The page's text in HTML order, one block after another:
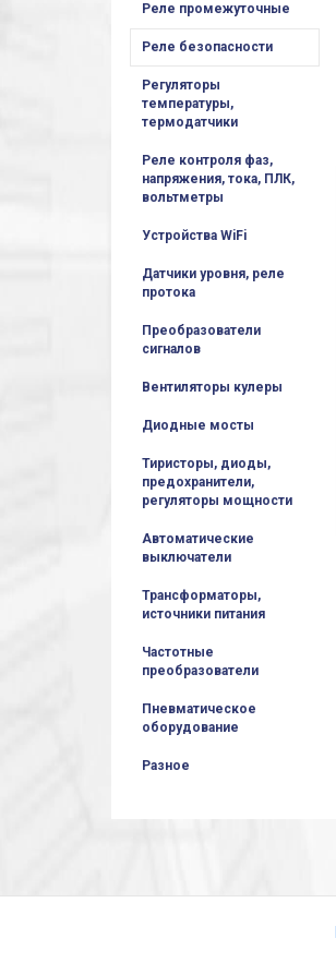
Реле промежуточные
Реле безопасности
Регуляторы
температуры,
термодатчики
Реле контроля фаз,
напряжения, тока, ПЛК,
вольтметры
Устройства WiFi
Датчики уровня, реле
протока
Преобразователи
сигналов
Вентиляторы кулеры
Диодные мосты
Тиристоры, диоды,
предохранители,
регуляторы мощности
Автоматические
выключатели
Трансформаторы,
источники питания
Частотные
преобразователи
Пневматическое
оборудование
Разное